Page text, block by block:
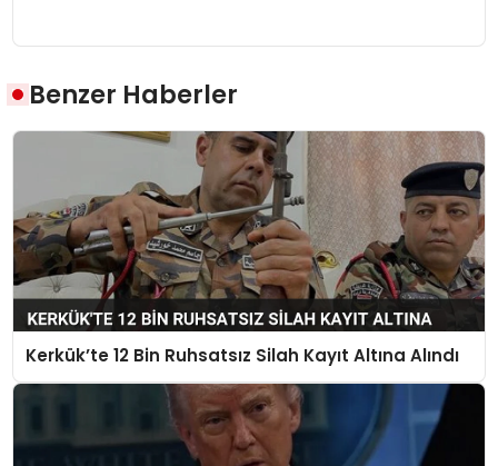
Benzer Haberler
Kerkük’te 12 Bin Ruhsatsız Silah Kayıt Altına Alındı